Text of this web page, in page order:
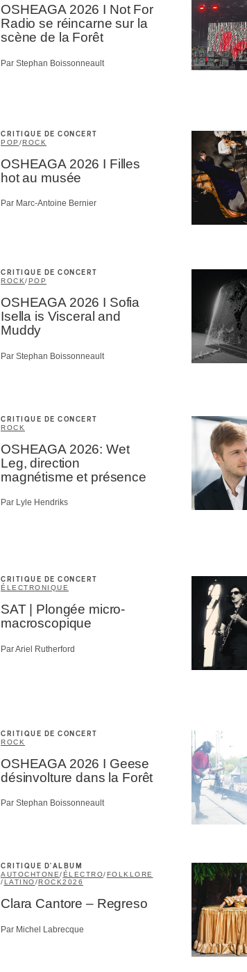
OSHEAGA 2026 I Not For
Radio se réincarne sur la
scène de la Forêt
Par Stephan Boissonneault
CRITIQUE DE CONCERT
POP /ROCK
OSHEAGA 2026 I Filles
hot au musée
Par Marc-Antoine Bernier
CRITIQUE DE CONCERT
ROCK/POP
OSHEAGA 2026 I Sofia
Isella is Visceral and
Muddy
Par Stephan Boissonneault
CRITIQUE DE CONCERT
ROCK
OSHEAGA 2026: Wet
Leg, direction
magnétisme et présence
Par Lyle Hendriks
CRITIQUE DE CONCERT
ÉLECTRONIQUE
SAT | Plongée micro-
macroscopique
Par Ariel Rutherford
CRITIQUE DE CONCERT
ROCK
OSHEAGA 2026 I Geese
désinvolture dans la Forêt
Par Stephan Boissonneault
CRITIQUE D'ALBUM
AUTOCHTONE/ÉLECTRO/FOLKLORE
/LATINO/ROCK2026
Clara Cantore – Regreso
Par Michel Labrecque